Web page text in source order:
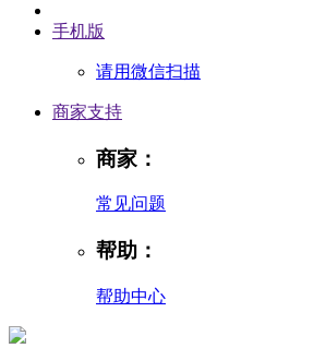
手机版
请用微信扫描
商家支持
商家：
常见问题
帮助：
帮助中心